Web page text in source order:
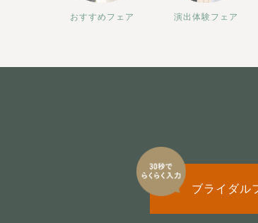
おすすめフェア 演出体験フェア
ブライダル